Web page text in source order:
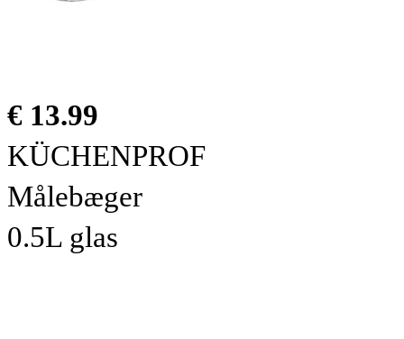
€ 13.99
KÜCHENPROF
Målebæger
0.5L glas